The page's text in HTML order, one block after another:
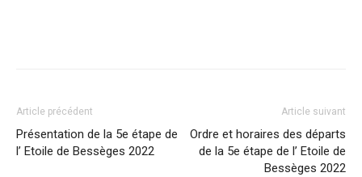
Article précédent
Présentation de la 5e étape de
l’ Etoile de Bessèges 2022
Article suivant
Ordre et horaires des départs
de la 5e étape de l’ Etoile de
Bessèges 2022